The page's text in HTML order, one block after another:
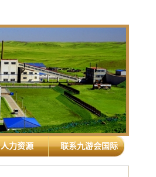
人力资源 联系九游会国际